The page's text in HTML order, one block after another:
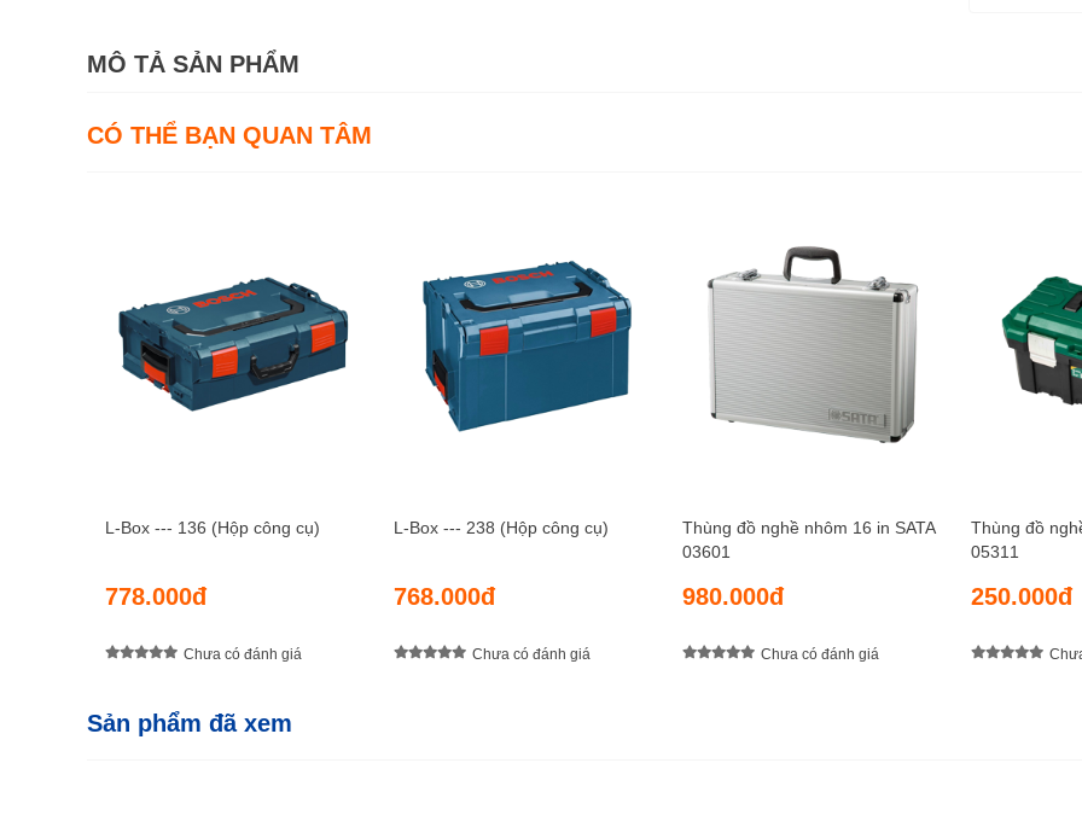
MÔ TẢ SẢN PHẨM
CÓ THỂ BẠN QUAN TÂM
L-Box --- 136 (Hộp công cụ)
778.000đ
Chưa có đánh giá
L-Box --- 238 (Hộp công cụ)
768.000đ
Chưa có đánh giá
Thùng đồ nghề nhôm 16 in SATA
03601
980.000đ
Chưa có đánh giá
Thùng đồ
05311
250.000đ
Sản phẩm đã xem